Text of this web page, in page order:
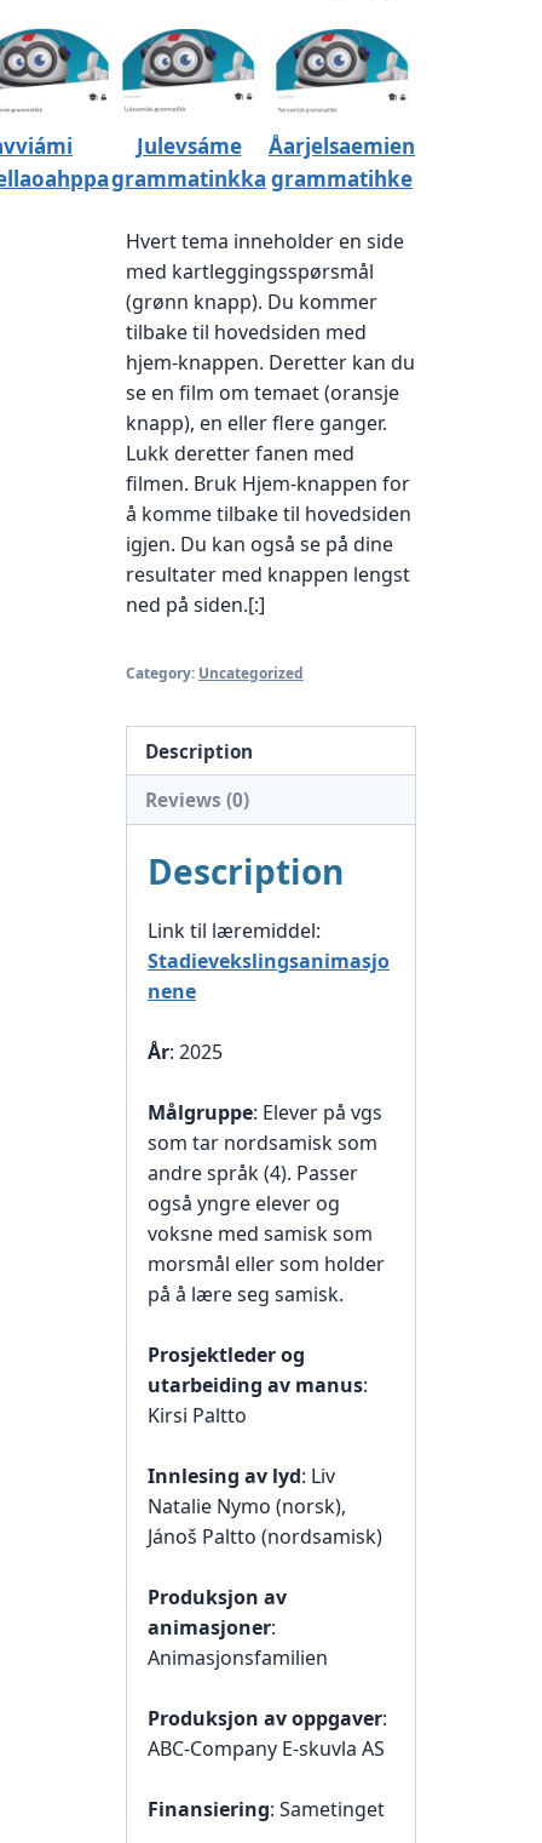
Julevsáme
grammatinkka
Åarjelsaemien
grammatihke
Hvert tema inneholder en side
med kartleggingsspørsmål
(grønn knapp). Du kommer
tilbake til hovedsiden med
hjem-knappen. Deretter kan du
se en film om temaet (oransje
knapp), en eller flere ganger.
Lukk deretter fanen med
filmen. Bruk Hjem-knappen for
å komme tilbake til hovedsiden
igjen. Du kan også se på dine
resultater med knappen lengst
ned på siden.[:]
Category: Uncategorized
Description
Reviews (0)
Description
Link til læremiddel:
Stadievekslingsanimasjo
nene
År: 2025
Målgruppe: Elever på vgs
som tar nordsamisk som
andre språk (4). Passer
også yngre elever og
voksne med samisk som
morsmål eller som holder
på å lære seg samisk.
Prosjektleder og
utarbeiding av manus:
Kirsi Paltto
Innlesing av lyd: Liv
Natalie Nymo (norsk),
Jánoš Paltto (nordsamisk)
Produksjon av
animasjoner:
Animasjonsfamilien
Produksjon av oppgaver:
ABC-Company E-skuvla AS
Finansiering: Sametinget